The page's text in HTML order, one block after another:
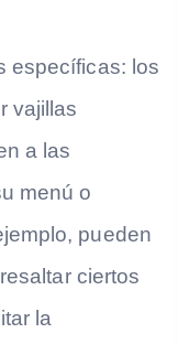
específicas: los
vajillas
a las
menú o
pueden
ciertos
la